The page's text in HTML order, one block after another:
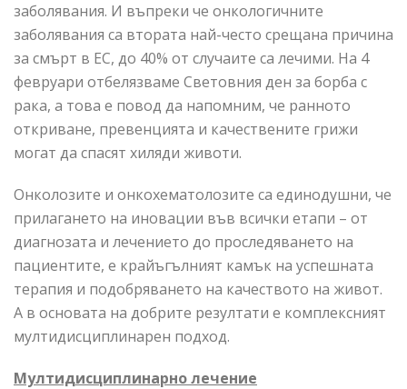
заболявания. И въпреки че онкологичните
заболявания са втората най-често срещана причина
за смърт в ЕС, до 40% от случаите са лечими. На 4
февруари отбелязваме Световния ден за борба с
рака, а това е повод да напомним, че ранното
откриване, превенцията и качествените грижи
могат да спасят хиляди животи.
Онколозите и онкохематолозите са единодушни, че
прилагането на иновации във всички етапи – от
диагнозата и лечението до проследяването на
пациентите, е крайъгълният камък на успешната
терапия и подобряването на качеството на живот.
А в основата на добрите резултати е комплексният
мултидисциплинарен подход.
Мултидисциплинарно лечение